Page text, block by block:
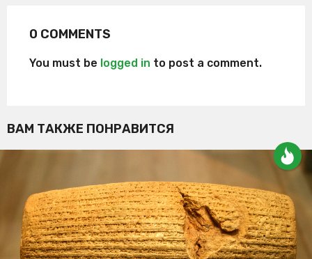
0 COMMENTS
You must be logged in to post a comment.
ВАМ ТАКЖЕ ПОНРАВИТСЯ